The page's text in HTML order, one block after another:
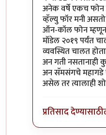
अनेक वर्षे एकच फोन
व्हॅल्यु फॉर मनी
ऑन-कॉल फोन
मॉडेल २०१९ पर्यंत
व्यवस्थित चालत
अन गती नसतानाही
अन सॅमसंगचे महागडे
असेल तर त्यालाही
प्रतिसाद देण्यासाठी